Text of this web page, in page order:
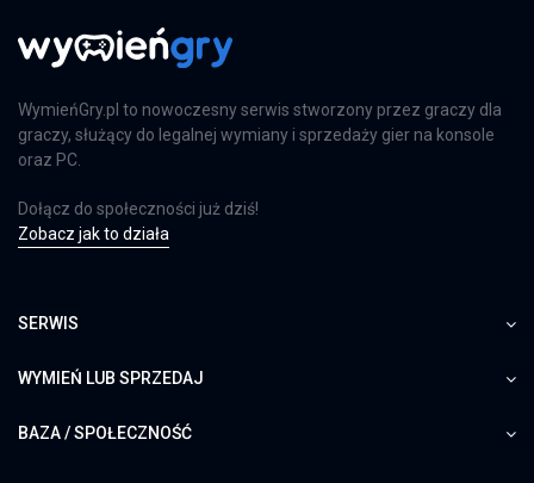
WymieńGry.pl to nowoczesny serwis stworzony przez graczy dla
graczy, służący do legalnej wymiany i sprzedaży gier na konsole
oraz PC.
Dołącz do społeczności już dziś!
Zobacz jak to działa
SERWIS
WYMIEŃ LUB SPRZEDAJ
BAZA / SPOŁECZNOŚĆ